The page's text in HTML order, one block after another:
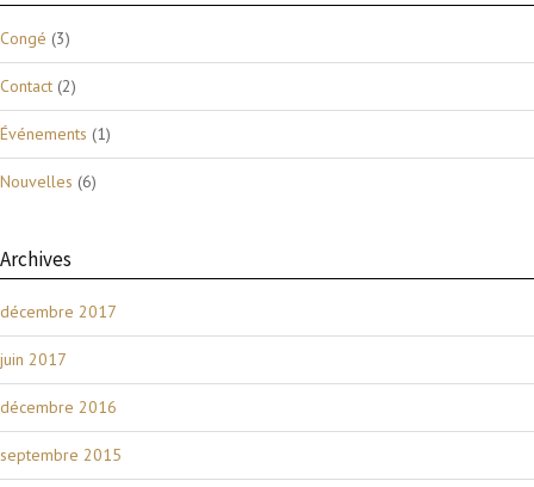
Congé (3)
Contact (2)
Événements (1)
Nouvelles (6)
Archives
décembre 2017
juin 2017
décembre 2016
septembre 2015